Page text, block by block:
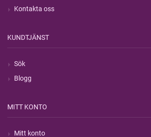
Kontakta oss
KUNDTJÄNST
Sök
Blogg
MITT KONTO
Mitt konto